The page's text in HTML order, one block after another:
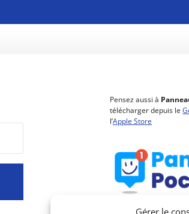
Gérer le
Pensez aussi à
télécharger depuis le
l’Apple Store